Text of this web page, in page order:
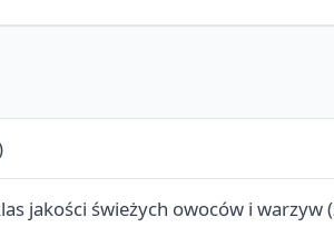
jakości świeżych owoców i warzyw